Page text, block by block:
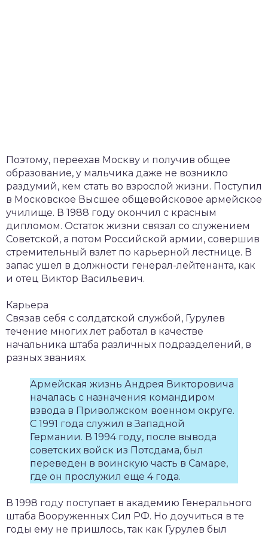
Поэтому, переехав Москву и получив общее
образование, у мальчика даже не возникло
раздумий, кем стать во взрослой жизни. Поступил
в Московское Высшее общевойсковое армейское
училище. В 1988 году окончил с красным
дипломом. Остаток жизни связал со служением
Советской, а потом Российской армии, совершив
стремительный взлет по карьерной лестнице. В
запас ушел в должности генерал-лейтенанта, как
и отец Виктор Васильевич.
Карьера
Связав себя с солдатской службой, Гурулев
течение многих лет работал в качестве
начальника штаба различных подразделений, в
разных званиях.
Армейская жизнь Андрея Викторовича
началась с назначения командиром
взвода в Приволжском военном округе.
С 1991 года служил в Западной
Германии. В 1994 году, после вывода
советских войск из Потсдама, был
переведен в воинскую часть в Самаре,
где он прослужил еще 4 года.
В 1998 году поступает в академию Генерального
штаба Вооруженных Сил РФ. Но доучиться в те
годы ему не пришлось, так как Гурулев был